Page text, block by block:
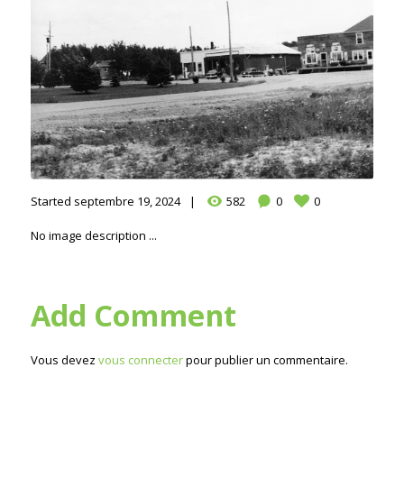
Started septembre 19, 2024 582 0 0
No image description ...
Add Comment
Vous devez vous connecterpour publier un commentaire.